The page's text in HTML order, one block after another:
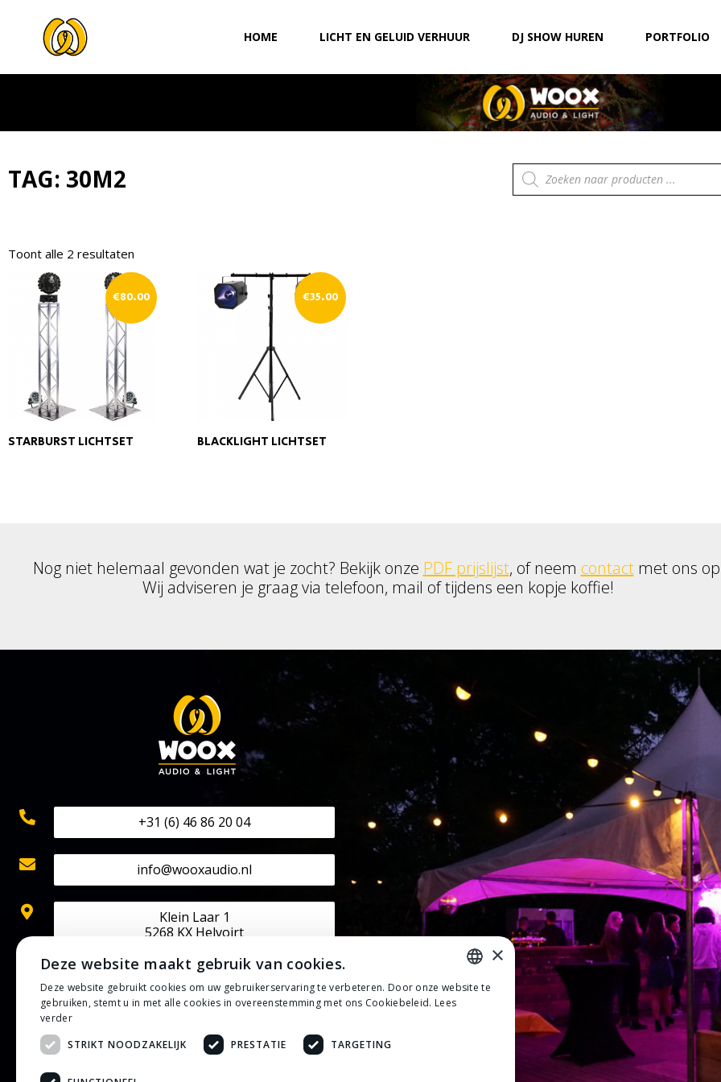
HOME LICHT EN GELUID VERHUUR DJ SHOW HUREN PORTFOLIO
TAG: 30M2 Producten
zoeken
Toont alle 2 resultaten
STARBURST LICHTSET
€80.00
BLACKLIGHT LICHTSET
€35.00
Nog niet helemaal gevonden wat je zocht? Bekijk onze PDF prijslijst, of neem contactmet ons
Wij adviseren je graag via telefoon, mail of tijdens een kopje koffie!
+31 (6) 46 86 20 04
info@wooxaudio.nl
Klein Laar 1
5268 KX Helvoirt
KVK: 70524602
BTW: NL002202313B42
IBAN: NL50 RABO 0133 0807 30
Privacybeleid
Algemene voorwaarden
×
Deze website maakt gebruik van cookies.
Deze website gebruikt cookies om uw gebruikerservaring te verbeteren. Door onze website te
gebruiken, stemt u in met alle cookies in overeenstemming met ons Cookiebeleid. Lees
verder
STRIKT NOODZAKELIJK
PRESTATIE TARGETING